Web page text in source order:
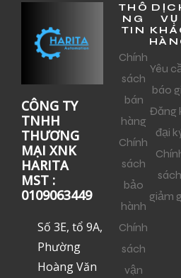
CÔNG TY
TNHH
THƯƠNG
MẠI XNK
HARITA
MST :
0109063449
Số 3E, tổ 9A,
Phường
Hoàng Văn
THÔ
NG
TIN
Chính
sách
bán
hàng
Chính
sách
bảo
hành
Chính
sách
vận
VỤ
Yêu
báo
Đăng
đại
sách
giảm